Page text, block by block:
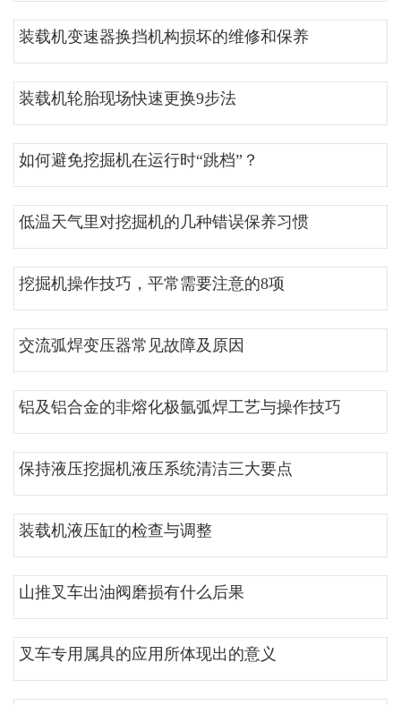
装载机变速器换挡机构损坏的维修和保养
装载机轮胎现场快速更换9步法
如何避免挖掘机在运行时“跳档”？
低温天气里对挖掘机的几种错误保养习惯
挖掘机操作技巧，平常需要注意的8项
交流弧焊变压器常见故障及原因
铝及铝合金的非熔化极氩弧焊工艺与操作技巧
保持液压挖掘机液压系统清洁三大要点
装载机液压缸的检查与调整
山推叉车出油阀磨损有什么后果
叉车专用属具的应用所体现出的意义